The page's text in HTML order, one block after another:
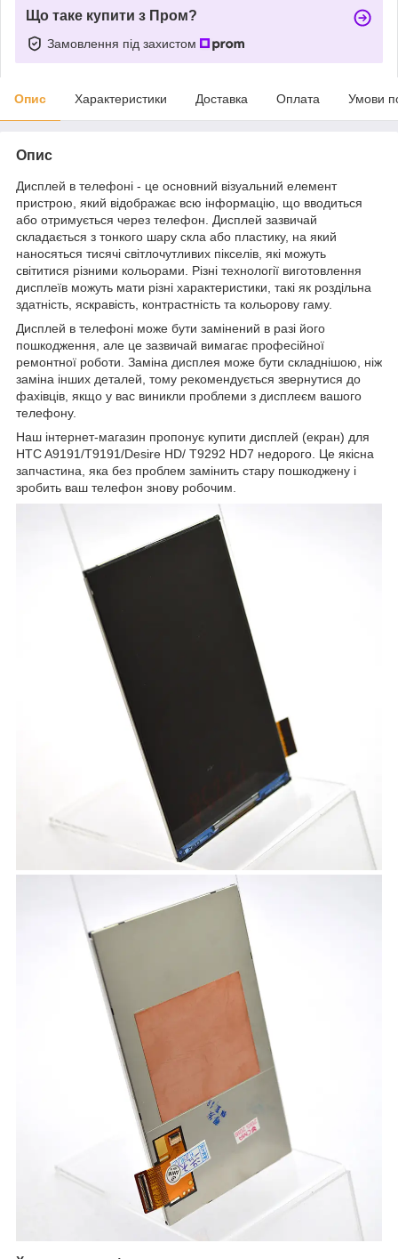
Що таке купити з Пром?
Замовлення під захистом
Опис Характеристики Доставка Оплата Умови
Опис
Дисплей в телефоні - це основний візуальний елемент
пристрою, який відображає всю інформацію, що вводиться
або отримується через телефон. Дисплей зазвичай
складається з тонкого шару скла або пластику, на який
наносяться тисячі світлочутливих пікселів, які можуть
світитися різними кольорами. Різні технології виготовлення
дисплеїв можуть мати різні характеристики, такі як роздільна
здатність, яскравість, контрастність та кольорову гаму.
Дисплей в телефоні може бути замінений в разі його
пошкодження, але це зазвичай вимагає професійної
ремонтної роботи. Заміна дисплея може бути складнішою, ніж
заміна інших деталей, тому рекомендується звернутися до
фахівців, якщо у вас виникли проблеми з дисплеєм вашого
телефону.
Наш інтернет-магазин пропонує купити дисплей (екран) для
HTC A9191/T9191/Desire HD/ T9292 HD7 недорого. Це якісна
запчастина, яка без проблем замінить стару пошкоджену і
зробить ваш телефон знову робочим.